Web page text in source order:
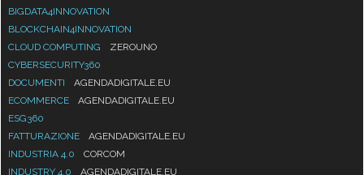
BIGDATA4INNOVATION
BLOCKCHAIN4INNOVATION
CLOUD COMPUTING
ZEROUNO
CYBERSECURITY360
DOCUMENTI
AGENDADIGITALE.EU
ECOMMERCE
AGENDADIGITALE.EU
ESG360
FATTURAZIONE
AGENDADIGITALE.EU
INDUSTRIA 4.0
CORCOM
INDUSTRY 4.0
AGENDADIGITALE.EU